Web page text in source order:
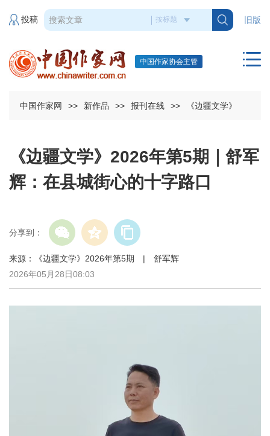
旧版
投稿
中国作家协会主管
中国作家网 >> 新作品 >> 报刊在线 >> 《边疆文学》
《边疆文学》2026年第5期｜舒军
辉：在县城街心的十字路口
分享到：
来源：《边疆文学》2026年第5期 | 舒军辉
2026年05月28日08:03